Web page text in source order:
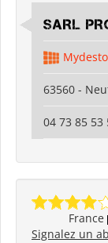
SARL
63560 -
04 73 85 53
France
Signalez un